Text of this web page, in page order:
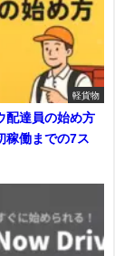
軽貨物
配達員の始め方
稼働までの7ス